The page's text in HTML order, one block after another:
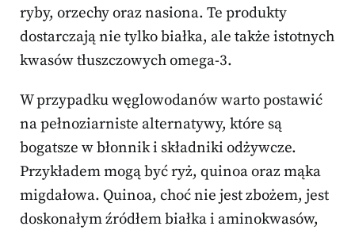
ryby, orzechy oraz nasiona. Te produkty
dostarczają nie tylko białka, ale także istotnych
kwasów tłuszczowych omega-3.
W przypadku węglowodanów warto postawić
na pełnoziarniste alternatywy, które są
bogatsze w błonnik i składniki odżywcze.
Przykładem mogą być ryż, quinoa oraz mąka
migdałowa. Quinoa, choć nie jest zbożem, jest
doskonałym źródłem białka i aminokwasów,